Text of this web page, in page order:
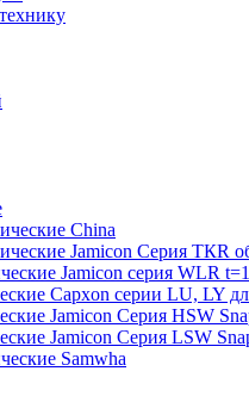
China
Jamicon Серия ТКR
Jamicon серия WLR
Capxon серии LU, LY
Jamicon Серия HSW
Jamicon Серия LSW
Samwha